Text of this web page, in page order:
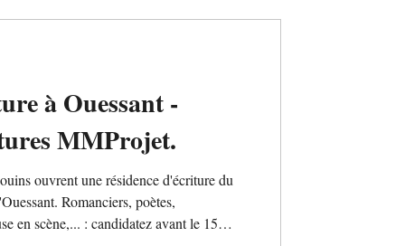
à Ouessant -
MMProjet.
ouvrent une résidence d'écriture du
Romanciers, poètes,
en scène,... : candidatez avant le 15